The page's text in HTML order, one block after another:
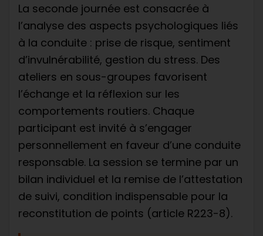
La seconde journée est consacrée à
l’analyse des aspects psychologiques liés
à la conduite : prise de risque, sentiment
d’invulnérabilité, gestion du stress. Des
ateliers en sous-groupes favorisent
l’échange et la réflexion sur les
comportements routiers. Chaque
participant est invité à s’engager
personnellement en faveur d’une conduite
responsable. La session se termine par un
bilan individuel et la remise de l’attestation
de suivi, condition indispensable pour la
reconstitution de points (article R223-8).